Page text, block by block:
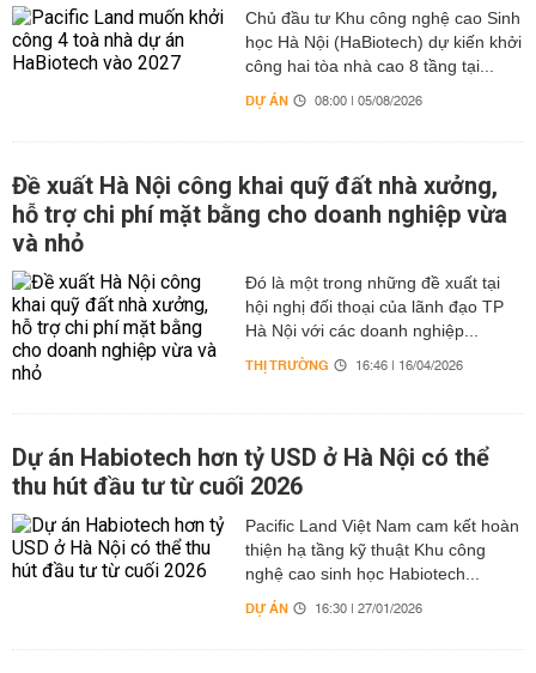
Chủ đầu tư Khu công nghệ cao Sinh
học Hà Nội (HaBiotech) dự kiến khởi
công hai tòa nhà cao 8 tầng tại...
DỰ ÁN 08:00 | 05/08/2026
Đề xuất Hà Nội công khai quỹ đất nhà xưởng,
hỗ trợ chi phí mặt bằng cho doanh nghiệp vừa
và nhỏ
Đó là một trong những đề xuất tại
hội nghị đối thoại của lãnh đạo TP
Hà Nội với các doanh nghiệp...
THỊ TRƯỜNG 16:46 | 16/04/2026
Dự án Habiotech hơn tỷ USD ở Hà Nội có thể
thu hút đầu tư từ cuối 2026
Pacific Land Việt Nam cam kết hoàn
thiện hạ tầng kỹ thuật Khu công
nghệ cao sinh học Habiotech...
DỰ ÁN 16:30 | 27/01/2026